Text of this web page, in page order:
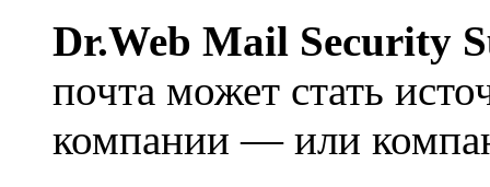
Dr.Web Mail Security
почта может стать
компании — или